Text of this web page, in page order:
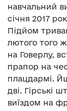
навчальний
січня 2017
Підйом
лютого того
на Говерлу,
прапор на
плацдармі.
дві. Гірські
виїздом на